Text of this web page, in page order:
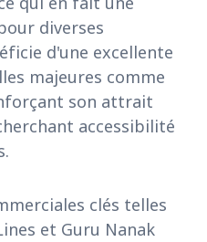
diverses
d'une excellente
majeures comme
son attrait
accessibilité
clés telles
et Guru Nanak